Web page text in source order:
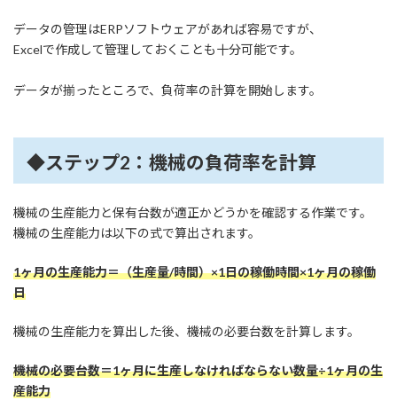
データの管理はERPソフトウェアがあれば容易ですが、
Excelで作成して管理しておくことも十分可能です。
データが揃ったところで、負荷率の計算を開始します。
◆ステップ2：機械の負荷率を計算
機械の生産能力と保有台数が適正かどうかを確認する作業です。
機械の生産能力は以下の式で算出されます。
1ヶ月の生産能力＝（生産量/時間）×1日の稼働時間×1ヶ月の稼働
日
機械の生産能力を算出した後、機械の必要台数を計算します。
機械の必要台数＝1ヶ月に生産しなければならない数量÷1ヶ月の生
産能力